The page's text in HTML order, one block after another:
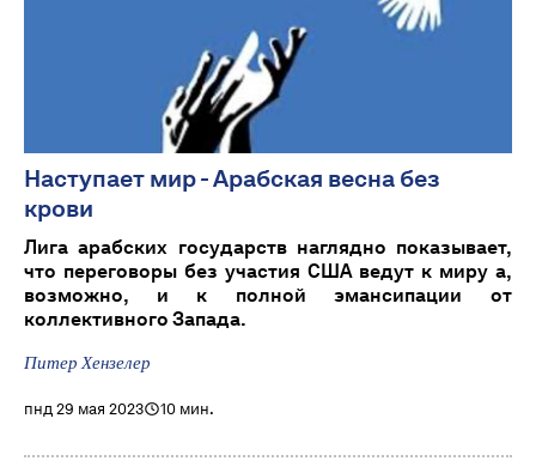
Наступает мир - Арабская весна без
крови
Лига арабских государств наглядно показывает,
что переговоры без участия США ведут к миру а,
возможно, и к полной эмансипации от
коллективного Запада.
Питер Хензелер
пнд 29 мая 2023 10 мин.